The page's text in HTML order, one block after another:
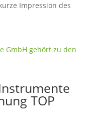
Impression des
TOP